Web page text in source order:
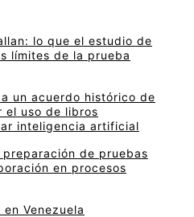
lo que el estudio de
límites de la prueba
un acuerdo histórico de
el uso de libros
inteligencia artificial
de pruebas
en procesos
Venezuela